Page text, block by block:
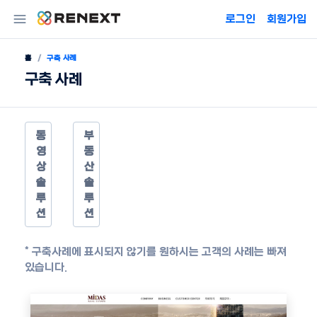
로그인 회원가입
홈 구축 사례
구축 사례
동
영
상
솔
루
션
부
동
산
솔
루
션
* 구축사례에 표시되지 않기를 원하시는 고객의 사례는 빠져
있습니다.